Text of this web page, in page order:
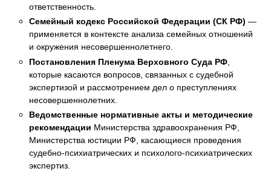
ответственность.
Семейный кодекс Российской Федерации (СК РФ) —
применяется в контексте анализа семейных отношений
и окружения несовершеннолетнего.
Постановления Пленума Верховного Суда РФ,
которые касаются вопросов, связанных с судебной
экспертизой и рассмотрением дел о преступлениях
несовершеннолетних.
Ведомственные нормативные акты и методические
рекомендации Министерства здравоохранения РФ,
Министерства юстиции РФ, касающиеся проведения
судебно-психиатрических и психолого-психиатрических
экспертиз.